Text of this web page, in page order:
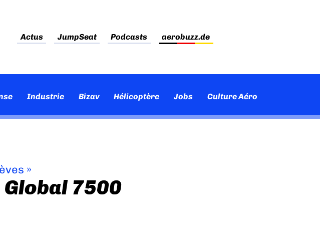
Actus JumpSeat Podcasts aerobuzz.de
Industrie Bizav Hélicoptère Jobs Culture Aéro
»
Global 7500